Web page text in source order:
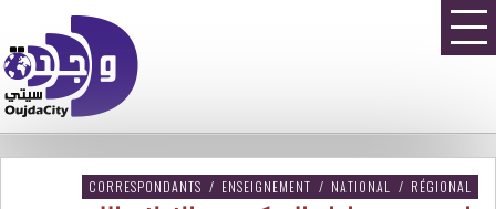
CORRESPONDANTS / ENSEIGNEMENT / NATIONAL / RÉGIONAL